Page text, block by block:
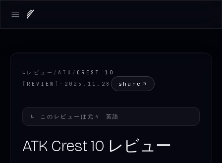
Open main menu
↳ レビュー /ATK / CREST 10
[ REVIEW ] · 2025.11.28 share
↳ このレビューは元々 英語
ATK Crest 10 レビュー